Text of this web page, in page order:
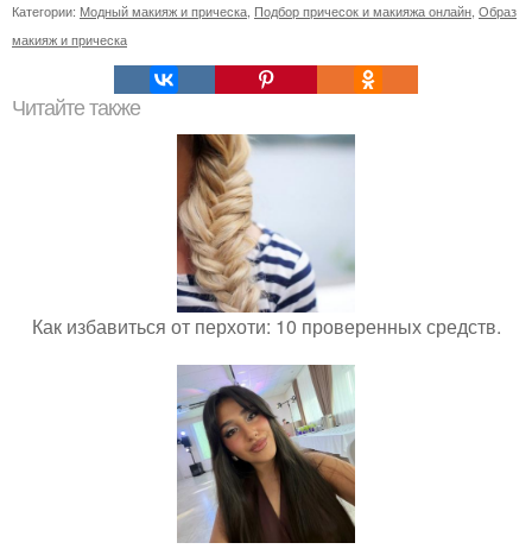
Категории: Модный макияж и прическа Подбор причесок и макияжа онлайн Образ
макияж и прическа
Читайте также
Как избавиться от перхоти: 10 проверенных средств.